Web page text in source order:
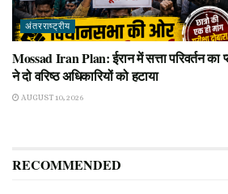
अंतरराष्ट्रीय
Mossad Iran Plan: ईरान में सत्ता परिवर्तन
ने दो वरिष्ठ अधिकारियों को हटाया
AUGUST 10, 2026
RECOMMENDED